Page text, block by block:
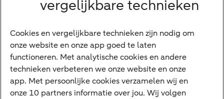
Digitale diensten
Internet Bankieren
ABN AMRO app
Tikkie
vergelijkbare technieken
Cookies en vergelijkbare technieken zijn nodig om
onze website en onze app goed te laten
functioneren. Met analytische cookies en andere
technieken verbeteren we onze website en onze
app. Met persoonlijke cookies verzamelen wij en
onze 10 partners informatie over jou. Wij volgen